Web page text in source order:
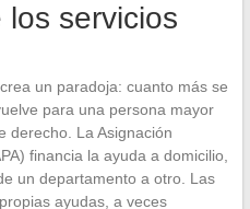
servicios
un paradoja: cuanto más se
para una persona mayor
derecho. La Asignación
financia la ayuda a domicilio,
un departamento a otro. Las
ayudas, a veces